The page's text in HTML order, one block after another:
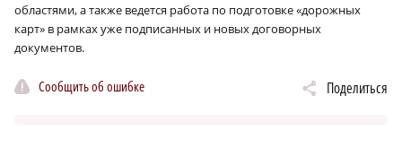
областями, а также ведется работа по подготовке «дорожных
карт» в рамках уже подписанных и новых договорных
документов.
Сообщить об ошибке Поделиться